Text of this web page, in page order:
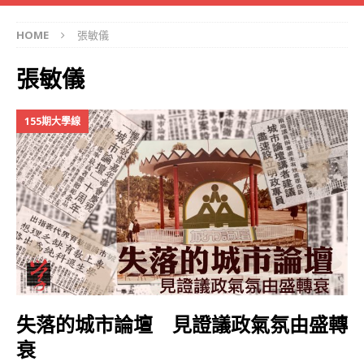
HOME 張敏儀
張敏儀
155期大學線
失落的城市論壇 見證議政氣氛由盛轉
衰